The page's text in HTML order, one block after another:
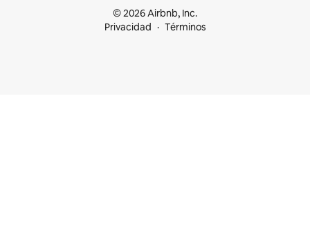
© 2026 Airbnb, Inc.
Privacidad
Términos